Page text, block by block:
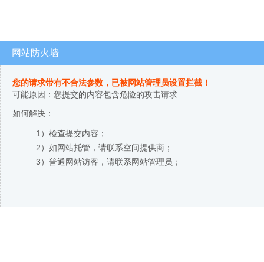
网站防火墙
您的请求带有不合法参数，已被网站管理员设置拦截！
可能原因：您提交的内容包含危险的攻击请求
如何解决：
1）检查提交内容；
2）如网站托管，请联系空间提供商；
3）普通网站访客，请联系网站管理员；